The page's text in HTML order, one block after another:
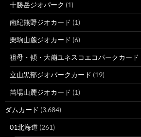
十勝岳ジオパーク (1)
南紀熊野ジオカード (1)
栗駒山麓ジオカード (6)
祖母・傾・大崩ユネスコエコパークカード
立山黒部ジオパークカード (19)
苗場山麓ジオカード (1)
ダムカード (3,684)
01北海道 (261)